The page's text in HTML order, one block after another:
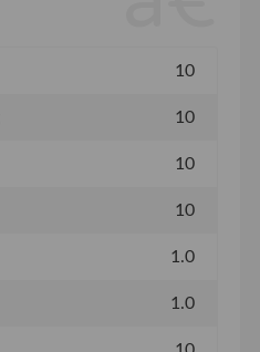
10
10
10
10
1.0
1.0